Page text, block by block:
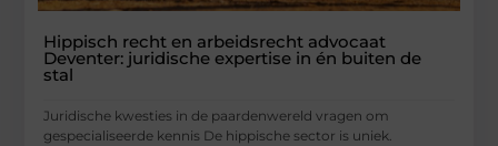
Hippisch recht en arbeidsrecht advocaat
Deventer: juridische expertise in én buiten de
stal
Juridische kwesties in de paardenwereld vragen om
gespecialiseerde kennis De hippische sector is uniek.